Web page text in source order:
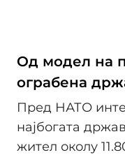
Од модел на
ограбена
Пред НАТО
најбогата
жител околу